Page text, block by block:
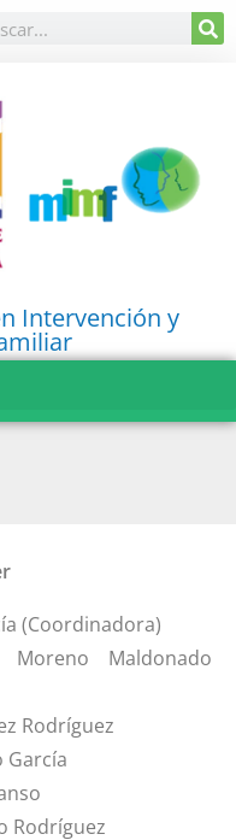
Intervención y
(Coordinadora)
Maldonado
Rodríguez
García
Rodríguez